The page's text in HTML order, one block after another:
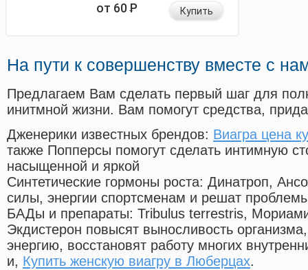
от 60Р Купить
На пути к совершенству вместе с
Предлагаем Вам сделать первый шаг для
инитмной жизни. Вам помогут средства,
Дженерики известных брендов: Виагра цена
также Попперсы помогут сделать интимную
насыщенной и яркой
Синтетические гормоны роста: Динатроп,
силы, энергии спортсменам и решат
БАДы и препараты: Tribulus terrestris,
Экдистерон повысят выносливость
энергию, восстановят работу многих
и, Купить женскую виагру в Люберцах.